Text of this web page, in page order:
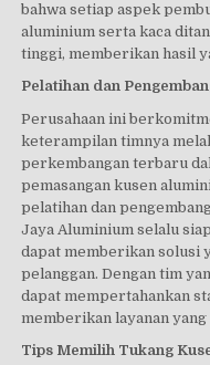
bahwa setiap aspek
aluminium serta kaca
tinggi, memberikan hasil
Pelatihan dan
Perusahaan ini
keterampilan timnya
perkembangan terbaru
pemasangan kusen
pelatihan dan
Jaya Aluminium selalu
dapat memberikan solusi
pelanggan. Dengan tim
dapat mempertahankan
memberikan layanan
Tips Memilih Tukang